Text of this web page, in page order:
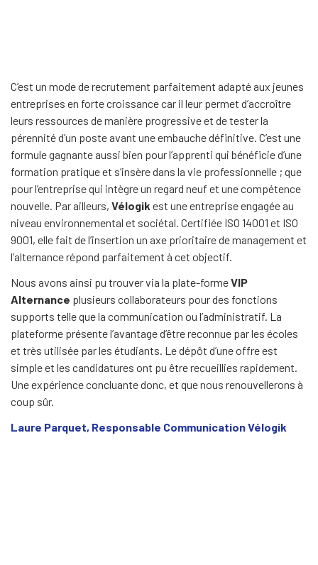
C’est un mode de recrutement parfaitement adapté aux jeunes
entreprises en forte croissance car il leur permet d’accroître
leurs ressources de manière progressive et de tester la
pérennité d’un poste avant une embauche définitive. C’est une
formule gagnante aussi bien pour l’apprenti qui bénéficie d’une
formation pratique et s’insère dans la vie professionnelle ; que
pour l’entreprise qui intègre un regard neuf et une compétence
nouvelle. Par ailleurs, Vélogik est une entreprise engagée au
niveau environnemental et sociétal. Certifiée ISO 14001 et ISO
9001, elle fait de l’insertion un axe prioritaire de management et
l’alternance répond parfaitement à cet objectif.
Nous avons ainsi pu trouver via la plate-formeVIP
Alternance plusieurs collaborateurs pour des fonctions
supports telle que la communication ou l’administratif. La
plateforme présente l’avantage d’être reconnue par les écoles
et très utilisée par les étudiants. Le dépôt d’une offre est
simple et les candidatures ont pu être recueillies rapidement.
Une expérience concluante donc, et que nous renouvellerons à
coup sûr.
Laure Parquet, Responsable Communication Vélogik